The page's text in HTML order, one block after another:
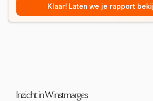
Klaar! Laten we je rapport
Inzicht in Winstmarges